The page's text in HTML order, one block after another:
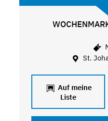
St.
Auf meine
Liste